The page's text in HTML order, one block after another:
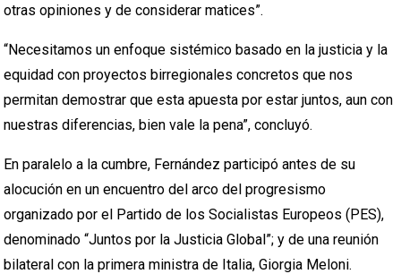
otras opiniones y de considerar matices”.
“Necesitamos un enfoque sistémico basado en la justicia y la
equidad con proyectos birregionales concretos que nos
permitan demostrar que esta apuesta por estar juntos, aun con
nuestras diferencias, bien vale la pena”, concluyó.
En paralelo a la cumbre, Fernández participó antes de su
alocución en un encuentro del arco del progresismo
organizado por el Partido de los Socialistas Europeos (PES),
denominado “Juntos por la Justicia Global”; y de una reunión
bilateral con la primera ministra de Italia, Giorgia Meloni.